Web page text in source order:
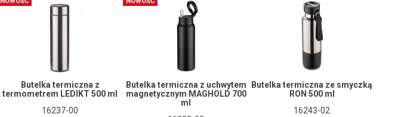
Butelka termiczna z
termometrem LEDIKT 500 ml
16237-00
Butelka termiczna z uchwytem
magnetycznym MAGHOLD 700
ml
Butelka termiczna ze smyczką
RON 500 ml
16243-02